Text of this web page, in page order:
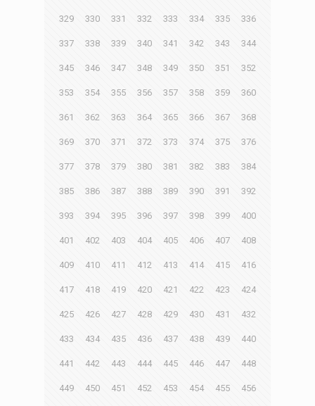
329 330 331 332 333 334 335 336
337 338 339 340 341 342 343 344
345 346 347 348 349 350 351 352
353 354 355 356 357 358 359 360
361 362 363 364 365 366 367 368
369 370 371 372 373 374 375 376
377 378 379 380 381 382 383 384
385 386 387 388 389 390 391 392
393 394 395 396 397 398 399 400
401 402 403 404 405 406 407 408
409 410 411 412 413 414 415 416
417 418 419 420 421 422 423 424
425 426 427 428 429 430 431 432
433 434 435 436 437 438 439 440
441 442 443 444 445 446 447 448
449 450 451 452 453 454 455 456